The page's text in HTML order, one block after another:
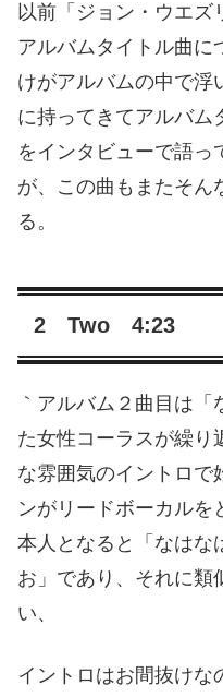
以前「ジョン・ウエズ
アルバムタイトル曲に
けがアルバムの中で浮
に持ってきてアルバム
をインタビューで語っ
が、この曲もまたそん
る。
2 Two 4:23
｀アルバム２曲目は
た女性コーラスが繰り
な雰囲気のイントロで
ンがリードボーカルを
本人となると「なはな
お」であり、それに類
い、
イントロはお間抜けな